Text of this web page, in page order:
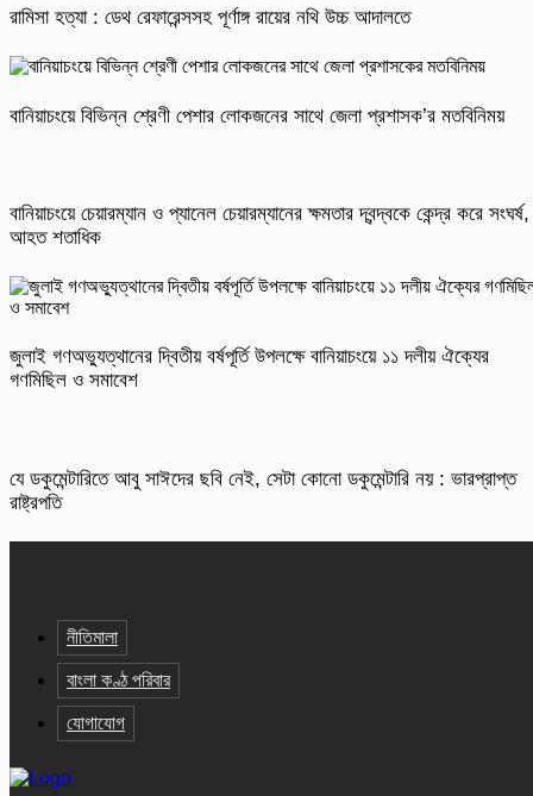
রামিসা হত্যা : ডেথ রেফারেন্সসহ পূর্ণাঙ্গ রায়ের নথি উচ্চ আদালতে
বানিয়াচংয়ে বিভিন্ন শ্রেণী পেশার লোকজনের সাথে জেলা প্রশাসক’র মতবিনিময়
বানিয়াচংয়ে চেয়ারম্যান ও প্যানেল চেয়ারম্যানের ক্ষমতার দ্বন্দ্বকে কেন্দ্র করে সংঘর্ষ,
আহত শতাধিক
জুলাই গণঅভ্যুত্থানের দ্বিতীয় বর্ষপূর্তি উপলক্ষে বানিয়াচংয়ে ১১ দলীয় ঐক্যের
গণমিছিল ও সমাবেশ
যে ডকুমেন্টারিতে আবু সাঈদের ছবি নেই, সেটা কোনো ডকুমেন্টারি নয় : ভারপ্রাপ্ত
রাষ্ট্রপতি
নীতিমালা
বাংলা কণ্ঠ পরিবার
যোগাযোগ